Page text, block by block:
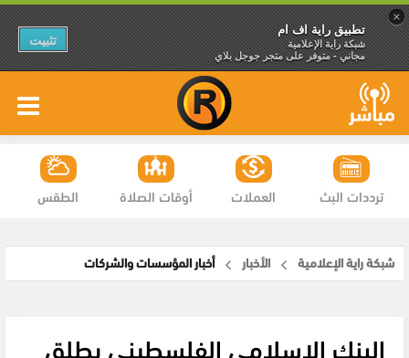
×
تطبيق راية اف ام
شبكة راية الإعلامية
مجاني - متوفر على متجر جوجل بلاي
تثبيت
الطقس أوقات الصلاة العملات ترددات البث
شبكة راية الإعلامية الأخبار أخبار المؤسسات والشركات
البنك الإسلامي الفلسطيني يطلق